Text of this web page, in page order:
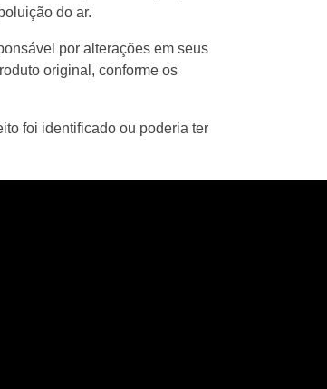
do ar.
por alterações em seus
original, conforme os
foi identificado ou poderia ter